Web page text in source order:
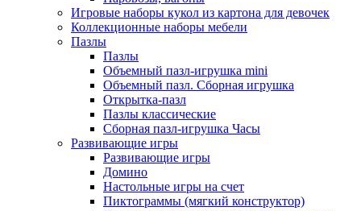
Игровые наборы кукол из картона для девочек
Коллекционные наборы мебели
Пазлы
Пазлы
Объемный пазл-игрушка mini
Объемный пазл. Сборная игрушка
Открытка-пазл
Пазлы классические
Сборная пазл-игрушка Часы
Развивающие игры
Развивающие игры
Домино
Настольные игры на счет
Пиктограммы (мягкий конструктор)